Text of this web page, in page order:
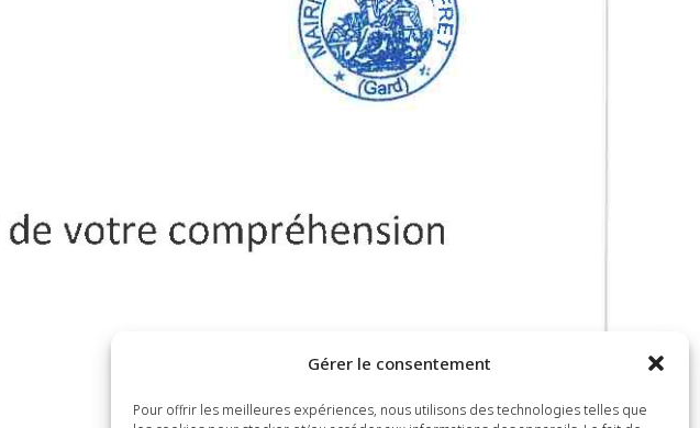
Gérer le consentement
Pour offrir les meilleures expériences, nous utilisons des technologies telles que